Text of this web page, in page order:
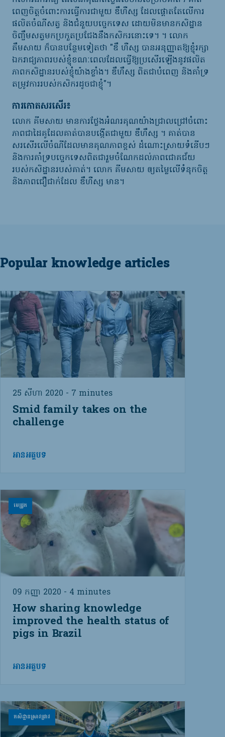
ពេញចិត្តចំពោះការធ្វើការជាមួយ ឌឹ​ហឺស្ស ដែលផ្តោតតែលើការ
ផលិតចំណីសត្វ និងជំនួយបច្ចេកទេស ដោយមិនមានកសិដ្ឋាន
ចិញ្ចឹមសត្វមកប្រកួតប្រជែងនឹងកសិករនោះទេ។ ។ លោក
គឹមសាយ ក៏បានបន្ថែមទៀតថា "ឌឹ ហឺស្ស បានអនុញ្ញាតឱ្យខ្ញុំរក្សា
ឯករាជ្យភាពរបស់ខ្ញុំខណៈពេលដែលធ្វើឱ្យប្រសើរឡើងនូវផលិត
ភាពកសិដ្ឋានរបស់ខ្ញុំយ៉ាងខ្លាំង។ ឌឹហឹស្ស ពិតជាបំពេញ និងគាំទ្រ
តម្រូវការរបស់កសិករដូចជាខ្ញុំ"។
ការកោតសរសើរ៖
លោក គីមសាយ មានការថ្លែងអំណរគុណយ៉ាងជ្រាលជ្រៅចំពោះ
ភាពជាដៃគូដែលគាត់បានបង្កើតជាមួយ ឌឹហឹស្ស ។ គាត់បាន
សរសើរលើចំណីដែលមានគុណភាពខ្ពស់ ដំណោះស្រាយទំនើបៗ
និងការគាំទ្របច្ចេកទេសពិតជារួមចំណែកដល់ភាពជោគជ័យ
របស់កសិដ្ឋានរបស់គាត់។ លោក គីមសាយ ឲ្យតម្លៃលើទំនុកចិត្ត
និងភាពជឿជាក់ដែល ឌឹហឺស្ស មាន។
Popular knowledge articles
25 សីហា 2020 - 7 minutes
Smid family takes on the
challenge
អានអត្ថបទ
មេជ្រូក
09 កញ្ញា 2020 - 4 minutes
How sharing knowledge
improved the health status of
pigs in Brazil
អានអត្ថបទ
កសិដ្ឋានស្រាវជ្រាវ